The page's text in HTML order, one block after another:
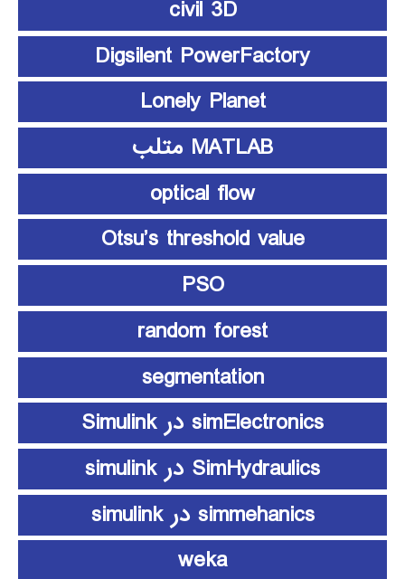
civil 3D
Digsilent PowerFactory
Lonely Planet
MATLAB متلب
optical flow
Otsu’s threshold value
PSO
random forest
segmentation
simElectronics در Simulink
SimHydraulics در simulink
simmehanics در simulink
weka